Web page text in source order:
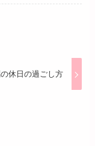
休日の過ごし方